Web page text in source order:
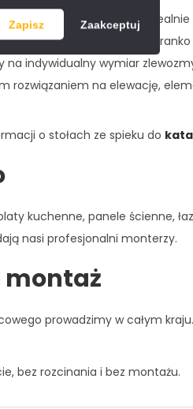
Zapisz Zaakceptuj
lub łazienkowy.
tutaj
. Ze spieku
indywidualny wymiar
na elewację,
o stołach ze spieku do
kuchenne, panele ścienne,
nasi profesjonalni monterzy.
montaż
prowadzimy w całym
bez rozcinania i bez montażu.